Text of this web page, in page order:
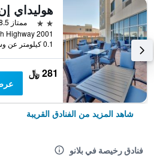
2 نجمتين
ممتاز 8.5
0.1 كيلومتر عن وسط المدينة
281 ﷼
شاهد المزيد من الفنادق القريبة
فنادق رخيصة في بلانو